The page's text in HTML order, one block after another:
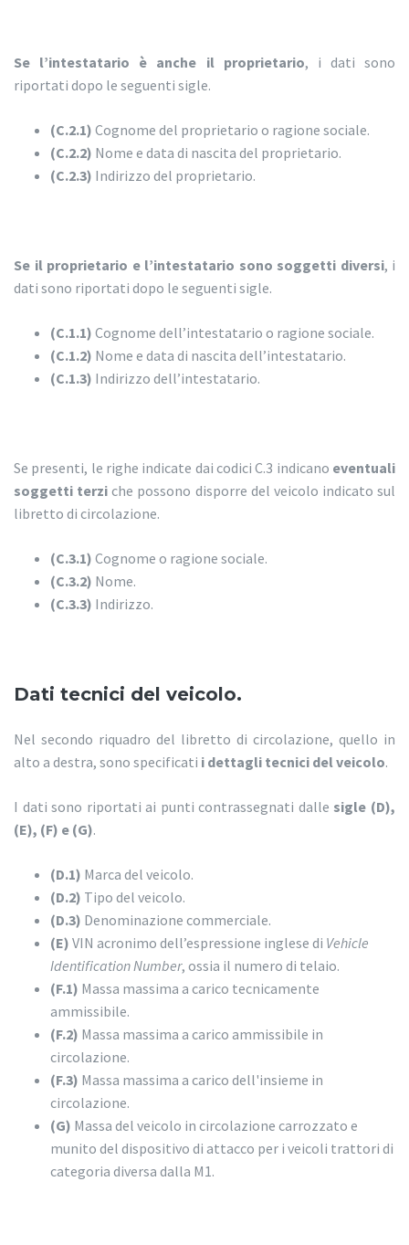
Se l’intestatario è anche il proprietario, i dati sono
riportati dopo le seguenti sigle.
(C.2.1) Cognome del proprietario o ragione sociale.
(C.2.2) Nome e data di nascita del proprietario.
(C.2.3) Indirizzo del proprietario.
Se il proprietario e l’intestatario sono soggetti diversi, i
dati sono riportati dopo le seguenti sigle.
(C.1.1) Cognome dell’intestatario o ragione sociale.
(C.1.2) Nome e data di nascita dell’intestatario.
(C.1.3) Indirizzo dell’intestatario.
Se presenti, le righe indicate dai codici C.3 indicano eventuali
soggetti terzi che possono disporre del veicolo indicato sul
libretto di circolazione.
(C.3.1) Cognome o ragione sociale.
(C.3.2) Nome.
(C.3.3) Indirizzo.
Dati tecnici del veicolo.
Nel secondo riquadro del libretto di circolazione, quello in
alto a destra, sono specificati i dettagli tecnici del veicolo.
I dati sono riportati ai punti contrassegnati dalle sigle (D),
(E), (F) e (G).
(D.1) Marca del veicolo.
(D.2) Tipo del veicolo.
(D.3) Denominazione commerciale.
(E) VIN acronimo dell’espressione inglese di Vehicle
Identification Number, ossia il numero di telaio.
(F.1) Massa massima a carico tecnicamente
ammissibile.
(F.2) Massa massima a carico ammissibile in
circolazione.
(F.3) Massa massima a carico dell'insieme in
circolazione.
(G) Massa del veicolo in circolazione carrozzato e
munito del dispositivo di attacco per i veicoli trattori di
categoria diversa dalla M1.